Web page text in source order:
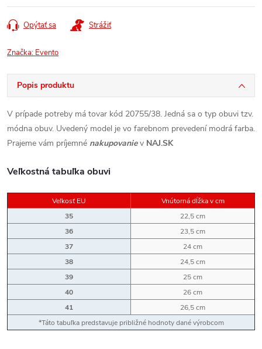
Opýtať sa Strážiť
Značka: Evento
Popis produktu
V prípade potreby má tovar kód 20755/38. Jedná sa o typ obuvi tzv.
módna obuv. Uvedený model je vo farebnom prevedení modrá farba.
Prajeme vám príjemné nakupovaniev NAJ.SK
Veľkostná tabuľka obuvi
Veľkosť EU
Vnútorná dĺžka v cm
35
22,5 cm
36
23,5 cm
37
24 cm
38
24,5 cm
39
25 cm
40
26 cm
41
26,5 cm
*Táto tabuľka predstavuje približné hodnoty dané výrobcom